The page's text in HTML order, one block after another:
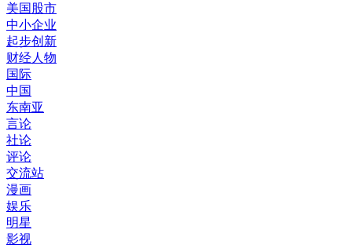
美国股市
中小企业
起步创新
财经人物
国际
中国
东南亚
言论
社论
评论
交流站
漫画
娱乐
明星
影视